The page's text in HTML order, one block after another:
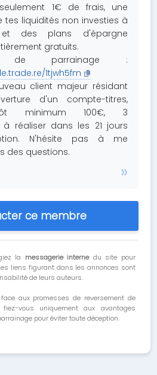
1€ de frais, une
tes liquidités non investies à
des plans d'épargne
gratuits.
de parrainage :
1tjwh5fm
client majeur résidant
d'un compte-titres,
minimum 100€, 3
à réaliser dans les 21 jours
N'hésite pas à me
des questions.
ce membre
la messagerie internedu site pour
liens figurant dans les annonces sont
de leurs auteurs.
aux promesses de reversement de
vous uniquement aux avantages
pour éviter toute déception.